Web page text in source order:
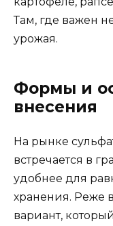
Там, где важен
урожая.
Формы и
внесения
На рынке
встречается в
удобнее для
хранения. Реже
вариант,